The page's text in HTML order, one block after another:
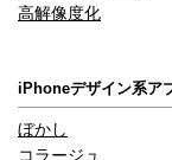
高解像度化
iPhoneデザイン系ア
ぼかし
コラージュ